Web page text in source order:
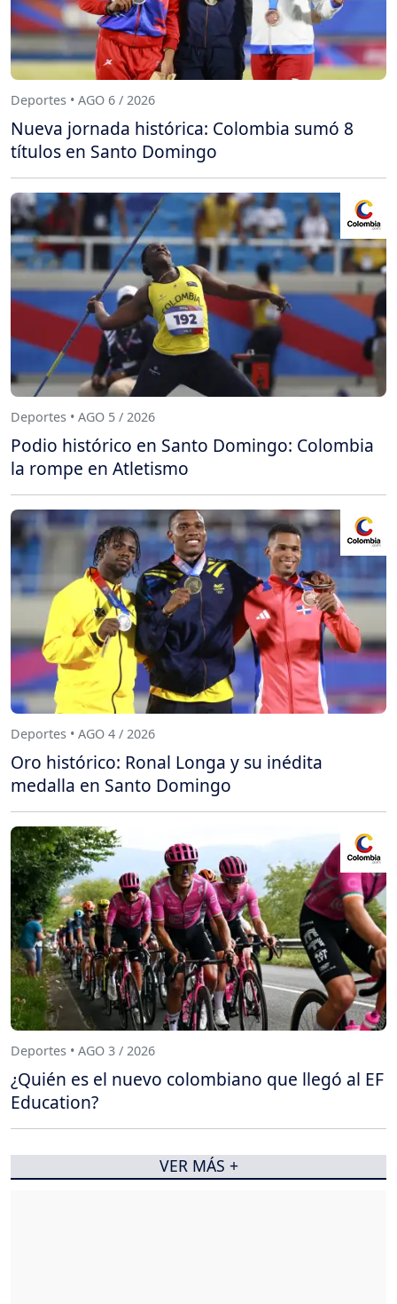
Deportes • AGO 6 / 2026
Nueva jornada histórica: Colombia sumó 8
títulos en Santo Domingo
Deportes • AGO 5 / 2026
Podio histórico en Santo Domingo: Colombia
la rompe en Atletismo
Deportes • AGO 4 / 2026
Oro histórico: Ronal Longa y su inédita
medalla en Santo Domingo
Deportes • AGO 3 / 2026
¿Quién es el nuevo colombiano que llegó al EF
Education?
VER MÁS +